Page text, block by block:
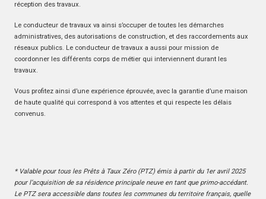
réception des travaux.
Le conducteur de travaux va ainsi s’occuper de toutes les démarches
administratives, des autorisations de construction, et des raccordements aux
réseaux publics. Le conducteur de travaux a aussi pour mission de
coordonner les différents corps de métier qui interviennent durant les
travaux.
Vous profitez ainsi d’une expérience éprouvée, avec la garantie d’une maison
de haute qualité qui correspond à vos attentes et qui respecte les délais
convenus.
* Valable pour tous les Prêts à Taux Zéro (PTZ) émis à partir du 1er avril 2025
pour l’acquisition de sa résidence principale neuve en tant que primo-accédant.
Le PTZ sera accessible dans toutes les communes du territoire français, quelle